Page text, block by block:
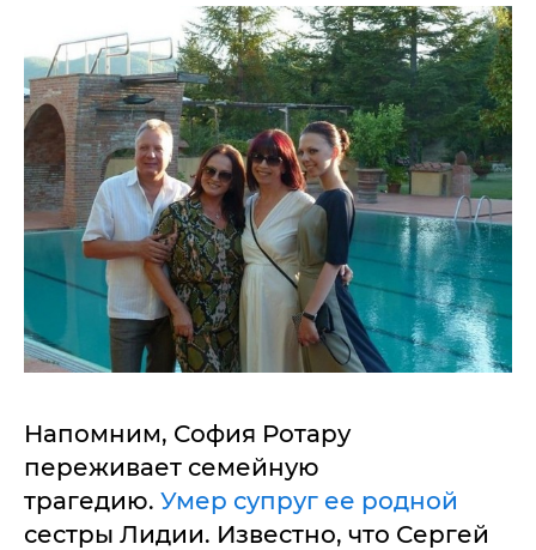
Напомним, София Ротару
переживает семейную
трагедию. Умер супруг ее родной
сестры Лидии. Известно, что Сергей